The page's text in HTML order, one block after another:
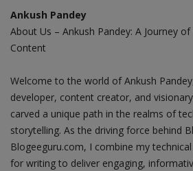
Ankush Pandey
About Us – Ankush Pandey: A Journey
Content
Welcome to the world of Ankush
developer, content creator, and
carved a unique path in the realms of
storytelling. As the driving force behind
Blogeeguru.com, I combine my
for writing to deliver engaging,